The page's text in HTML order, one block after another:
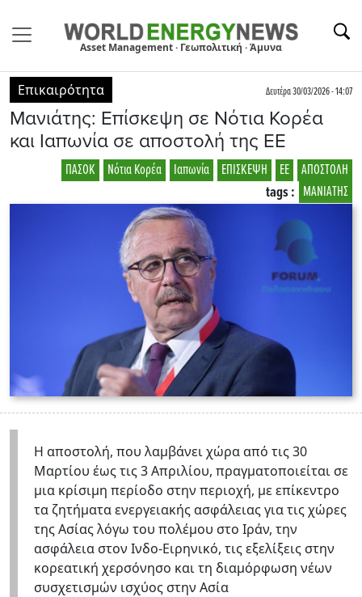
Asset Management · Γεωπολιτική · Άμυνα
Επικαιρότητα Δευτέρα 30/03/2026 - 14:07
Μανιάτης: Επίσκεψη σε Νότια Κορέα
και Ιαπωνία σε αποστολή της ΕΕ
ΑΠΟΣΤΟΛΗ
ΕΕ
ΕΠΙΣΚΕΨΗ
Ιαπωνία
Νότια Κορέα
ΠΑΣΟΚ
ΜΑΝΙΑΤΗΣ
tags :
Η αποστολή, που λαμβάνει χώρα από τις 30
Μαρτίου έως τις 3 Απριλίου, πραγματοποιείται σε
μια κρίσιμη περίοδο στην περιοχή, με επίκεντρο
τα ζητήματα ενεργειακής ασφάλειας για τις χώρες
της Ασίας λόγω του πολέμου στο Ιράν, την
ασφάλεια στον Ινδο-Ειρηνικό, τις εξελίξεις στην
κορεατική χερσόνησο και τη διαμόρφωση νέων
συσχετισμών ισχύος στην Ασία